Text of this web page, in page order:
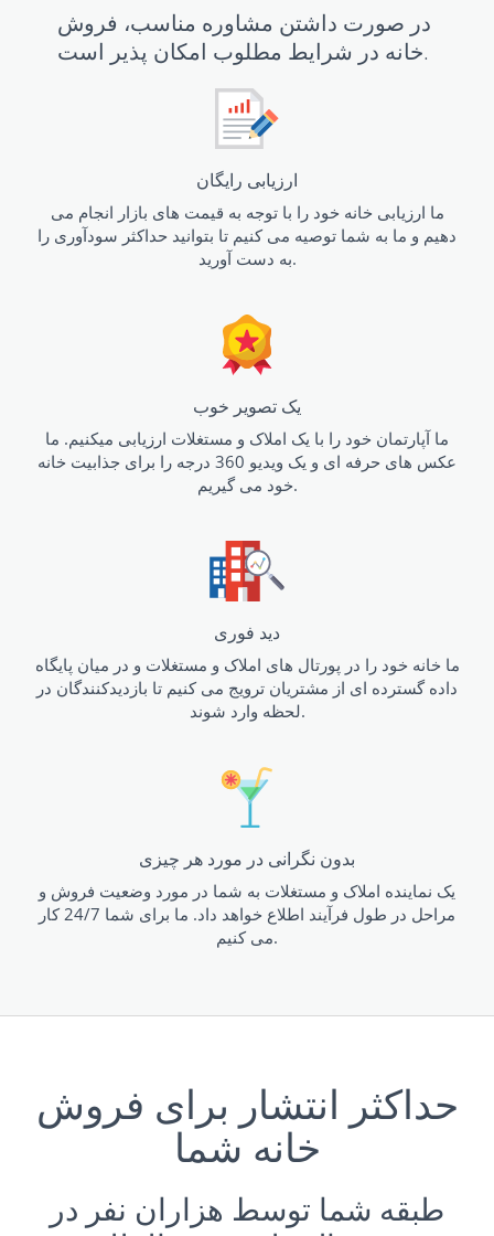
در صورت داشتن مشاوره مناسب، فروش
خانه در شرایط مطلوب امکان پذیر است.
ارزیابی رایگان
ما ارزیابی خانه خود را با توجه به قیمت های بازار انجام می
دهیم و ما به شما توصیه می کنیم تا بتوانید حداکثر سودآوری را
به دست آورید.
یک تصویر خوب
ما آپارتمان خود را با یک املاک و مستغلات ارزیابی میکنیم. ما
عکس های حرفه ای و یک ویدیو 360 درجه را برای جذابیت خانه
خود می گیریم.
دید فوری
ما خانه خود را در پورتال های املاک و مستغلات و در میان پایگاه
داده گسترده ای از مشتریان ترویج می کنیم تا بازدیدکنندگان در
لحظه وارد شوند.
بدون نگرانی در مورد هر چیزی
یک نماینده املاک و مستغلات به شما در مورد وضعیت فروش و
مراحل در طول فرآیند اطلاع خواهد داد. ما برای شما 24/7 کار
می کنیم.
حداکثر انتشار برای فروش
خانه شما
طبقه شما توسط هزاران نفر در